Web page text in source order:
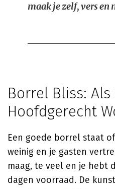
maak je zelf, vers en
Borrel Bliss:
Hoofdgerecht
Een goede borrel staat
weinig en je gasten
maag, te veel en je hebt
dagen voorraad. De